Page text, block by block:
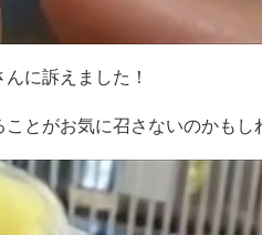
に訴えました！
とがお気に召さないのかもし